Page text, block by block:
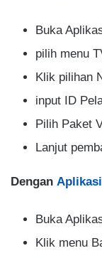
Buka
pilih menu
Klik pilihan
input ID
Pilih Paket
Lanjut
Dengan
Buka
Klik menu